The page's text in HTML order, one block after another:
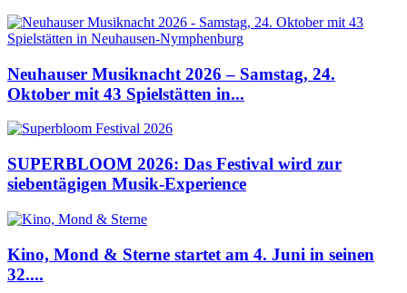
Neuhauser Musiknacht 2026 – Samstag, 24.
Oktober mit 43 Spielstätten in...
SUPERBLOOM 2026: Das Festival wird zur
siebentägigen Musik-Experience
Kino, Mond & Sterne startet am 4. Juni in seinen
32....